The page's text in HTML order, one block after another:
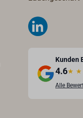
Kunden
4.6★ ★
Alle